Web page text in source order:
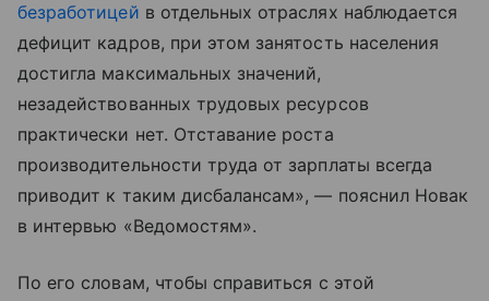
безработицей в отдельных отраслях наблюдается
дефицит кадров, при этом занятость населения
достигла максимальных значений,
незадействованных трудовых ресурсов
практически нет. Отставание роста
производительности труда от зарплаты всегда
приводит к таким дисбалансам», — пояснил Новак
в интервью «Ведомостям».
По его словам, чтобы справиться с этой